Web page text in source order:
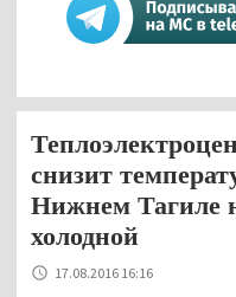
снизит
Нижнем Тагиле
холодной
17.08.2016 16:16